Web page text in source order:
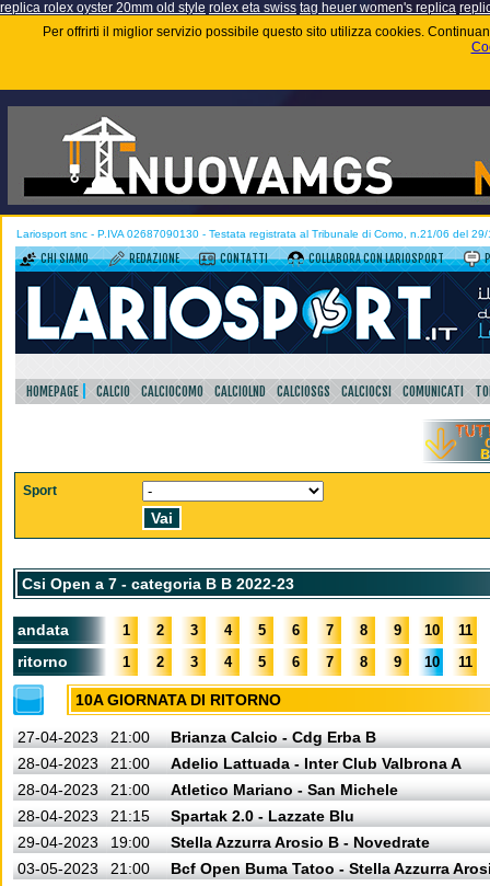
replica rolex oyster 20mm old style rolex eta swiss tag heuer women's replica
Per offrirti il miglior servizio possibile questo sito utilizza cookies.
Lariosport snc - P.IVA 02687090130 - Testata registrata al Tribunale di Como, n.21/06 del
CHI SIAMO REDAZIONE CONTATTI COLLABORA CON LARIOSPORT
HOMEPAGE CALCIO CALCIOCOMO CALCIOLND CALCIOSGS CALCIOCSI COMUNICATI
Sport
Csi Open a 7 - categoria B B 2022-23
andata 1 2 3 4 5 6 7 8 9 10 11
ritorno 1 2 3 4 5 6 7 8 9 10 11
10A GIORNATA DI RITORNO
27-04-2023 21:00
Brianza Calcio - Cdg Erba B
28-04-2023
21:00
Adelio Lattuada - Inter Club Valbrona A
28-04-2023
21:00
Atletico Mariano - San Michele
28-04-2023
21:15
Spartak 2.0 - Lazzate Blu
29-04-2023
19:00
Stella Azzurra Arosio B - Novedrate
03-05-2023
21:00 Bcf Open Buma Tatoo - Stella Azzurra